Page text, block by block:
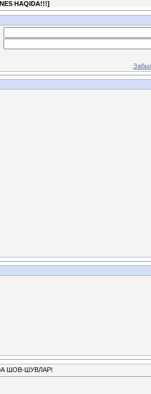
HAQIDA!!!]
ШОВ-ШУВЛАР!